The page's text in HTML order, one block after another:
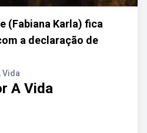
(Fabiana Karla) fica
a declaração de
Vida
A Vida